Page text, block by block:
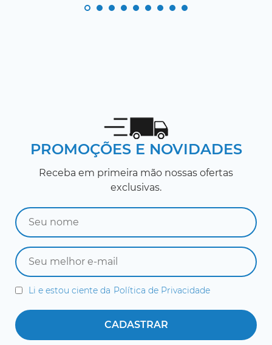
PROMOÇÕES E NOVIDADES
Receba em primeira mão nossas ofertas
exclusivas.
Li e estou ciente da Política de Privacidade